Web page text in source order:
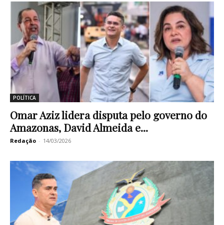
POLÍTICA
Omar Aziz lidera disputa pelo governo do
Amazonas, David Almeida e...
Redação - 14/03/2026